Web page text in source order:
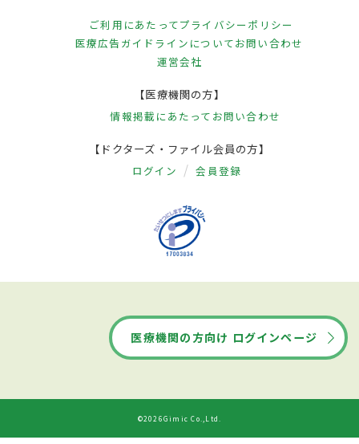
ご利用にあたってプライバシーポリシー
医療広告ガイドラインについてお問い合わせ
運営会社
【医療機関の方】
情報掲載にあたって お問い合わせ
【ドクターズ・ファイル会員の方】
ログイン 会員登録
医療機関の方向け ログインページ
©2026Gimic Co.,Ltd.